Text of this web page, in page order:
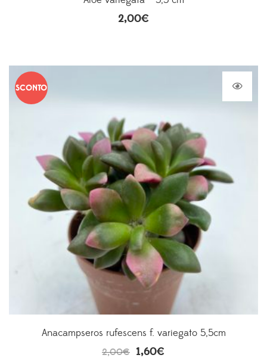
2,00€
SCONTO
Anacampseros rufescens f. variegato 5,5cm
2,00€ 1,60€